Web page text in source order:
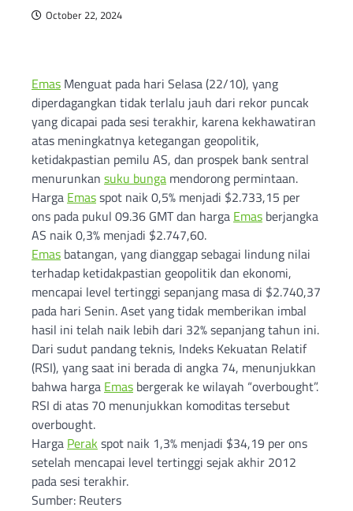
October 22, 2024
Emas Menguat pada hari Selasa (22/10), yang
diperdagangkan tidak terlalu jauh dari rekor puncak
yang dicapai pada sesi terakhir, karena kekhawatiran
atas meningkatnya ketegangan geopolitik,
ketidakpastian pemilu AS, dan prospek bank sentral
menurunkan suku bunga mendorong permintaan.
Harga Emasspot naik 0,5% menjadi $2.733,15 per
ons pada pukul 09.36 GMT dan harga Emas berjangka
AS naik 0,3% menjadi $2.747,60.
Emas batangan, yang dianggap sebagai lindung nilai
terhadap ketidakpastian geopolitik dan ekonomi,
mencapai level tertinggi sepanjang masa di $2.740,37
pada hari Senin. Aset yang tidak memberikan imbal
hasil ini telah naik lebih dari 32% sepanjang tahun ini.
Dari sudut pandang teknis, Indeks Kekuatan Relatif
(RSI), yang saat ini berada di angka 74, menunjukkan
bahwa harga Emas bergerak ke wilayah “overbought”.
RSI di atas 70 menunjukkan komoditas tersebut
overbought.
Harga Perak spot naik 1,3% menjadi $34,19 per ons
setelah mencapai level tertinggi sejak akhir 2012
pada sesi terakhir.
Sumber: Reuters